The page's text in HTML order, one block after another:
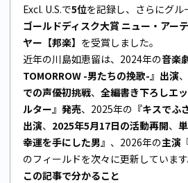
Excl. U.S.で5位を記録し、さらにグル
ゴールドディスク大賞 ニュー・アー
ヤー【邦楽】 を受賞しました。
近年の川島如恵留は、2024年の音楽
TOMORROW -男たちの挽歌-』出演、
での声優初挑戦、 全編書き下ろしエ
ルター』発売、2025年の 『キスでふ
出演、 2025年5月17日の活動再開、
幸運を手にした男』 、2026年の主演
のフィールドを次々に更新しています
この記事で分かること